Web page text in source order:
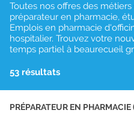
Toutes nos offres des
préparateur en pharmacie,
Emplois en pharmacie
hospitalier. Trouvez votre
temps partiel à beaurecueil
53 résultats
PRÉPARATEUR EN